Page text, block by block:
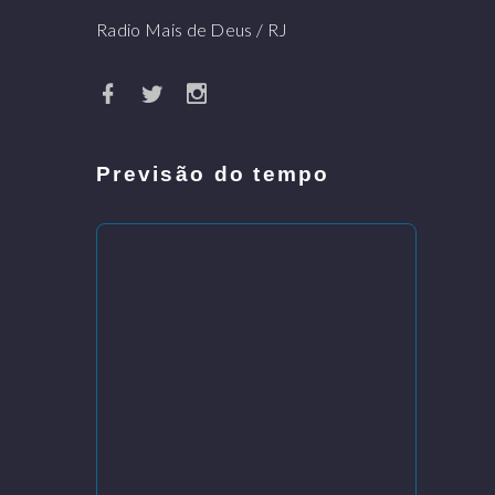
Radio Mais de Deus / RJ
Previsão do tempo